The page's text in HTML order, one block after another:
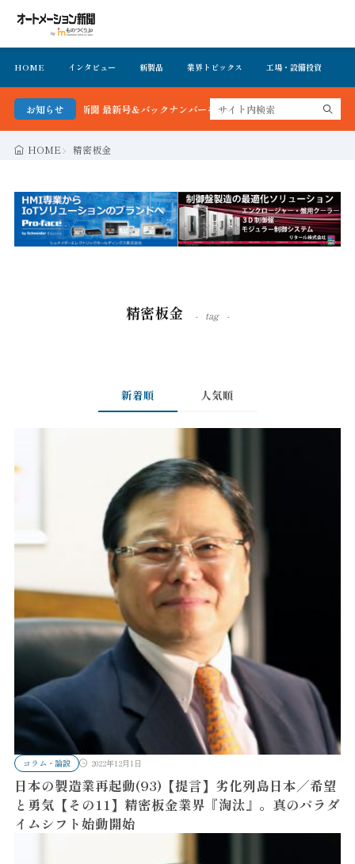
HOME インタビュー 新製品 業界トピックス 工場・設備投資
お知らせ
新聞 最新号＆バックナンバーを無料で公開中 詳細はこちら
HOME 精密板金
精密板金 tag
新着順 人気順
コラム・論説 2022年12月1日
日本の製造業再起動(93)【提言】劣化列島日本／希望
と勇気【その11】精密板金業界『淘汰』。真のパラダ
イムシフト始動開始